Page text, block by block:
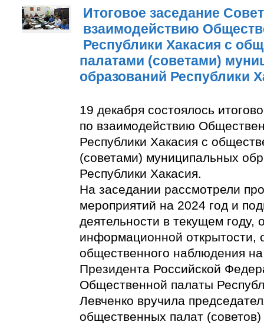
Итоговое заседание
взаимодействию
Республики Хакасия с
палатами (советами)
образований Республики
19 декабря состоялось
по взаимодействию
Республики Хакасия с
(советами) муниципальных
Республики Хакасия.
На заседании рассмотрели
мероприятий на 2024 год и
деятельности в текущем году,
информационной открытости,
общественного наблюдения
Президента Российской
Общественной палаты
Левченко вручила
общественных палат